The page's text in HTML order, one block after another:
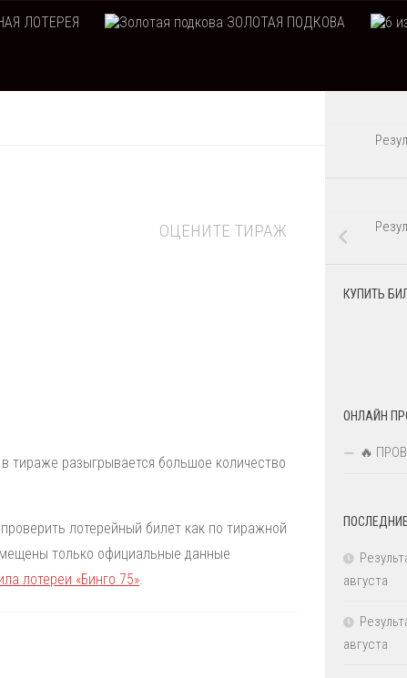
ЛОТЕРЕЯ ЗОЛОТАЯ ПОДКОВА
ОЦЕНИТЕ ТИРАЖ
тираже разыгрывается большое количество
лотерейный билет как по тиражной
только официальные данные
лотереи «Бинго 75»
КУПИТЬ
ОНЛАЙН
🔥
августа
августа